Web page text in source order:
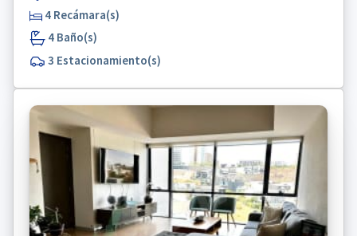
4 Recámara(s)
4 Baño(s)
3 Estacionamiento(s)